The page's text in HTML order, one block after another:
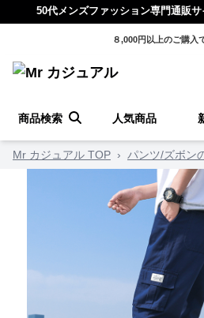
50代メンズファッション専門通販
８,000円以上のご購入
商品検索 人気商品
Mr カジュアル TOP › パンツ/ズボン